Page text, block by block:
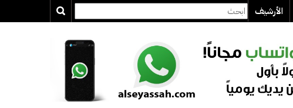
الأرشيف